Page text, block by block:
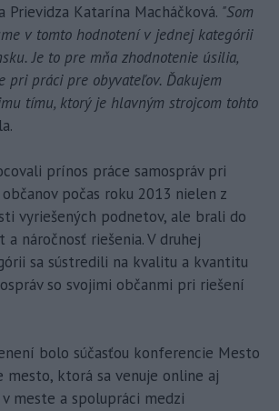
Prievidza Katarína Macháčková. "Som
v tomto hodnotení v jednej kategórii
Je to pre mňa zhodnotenie úsilia,
pri práci pre obyvateľov. Ďakujem
tímu, ktorý je hlavným strojcom tohto
prínos práce samospráv pri
počas roku 2013 nielen z
vyriešených podnetov, ale brali do
a náročnosť riešenia. V druhej
sa sústredili na kvalitu a kvantitu
so svojimi občanmi pri riešení
bolo súčasťou konferencie Mesto
mesto, ktorá sa venuje online aj
meste a spolupráci medzi